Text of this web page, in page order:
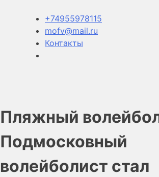
+74955978115
mofv@mail.ru
Контакты
Пляжный
Подмосковный
волейболист стал